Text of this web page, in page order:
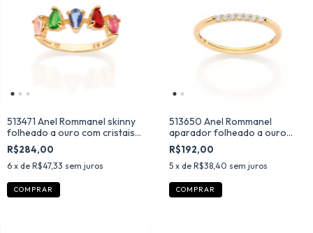
513471 Anel Rommanel skinny
folheado a ouro com cristais
gota
R$284,00
6 x de R$47,33 sem juros
COMPRAR
513650 Anel Rommanel
aparador folheado a ouro
com zircônias
R$192,00
5 x de R$38,40 sem juros
COMPRAR